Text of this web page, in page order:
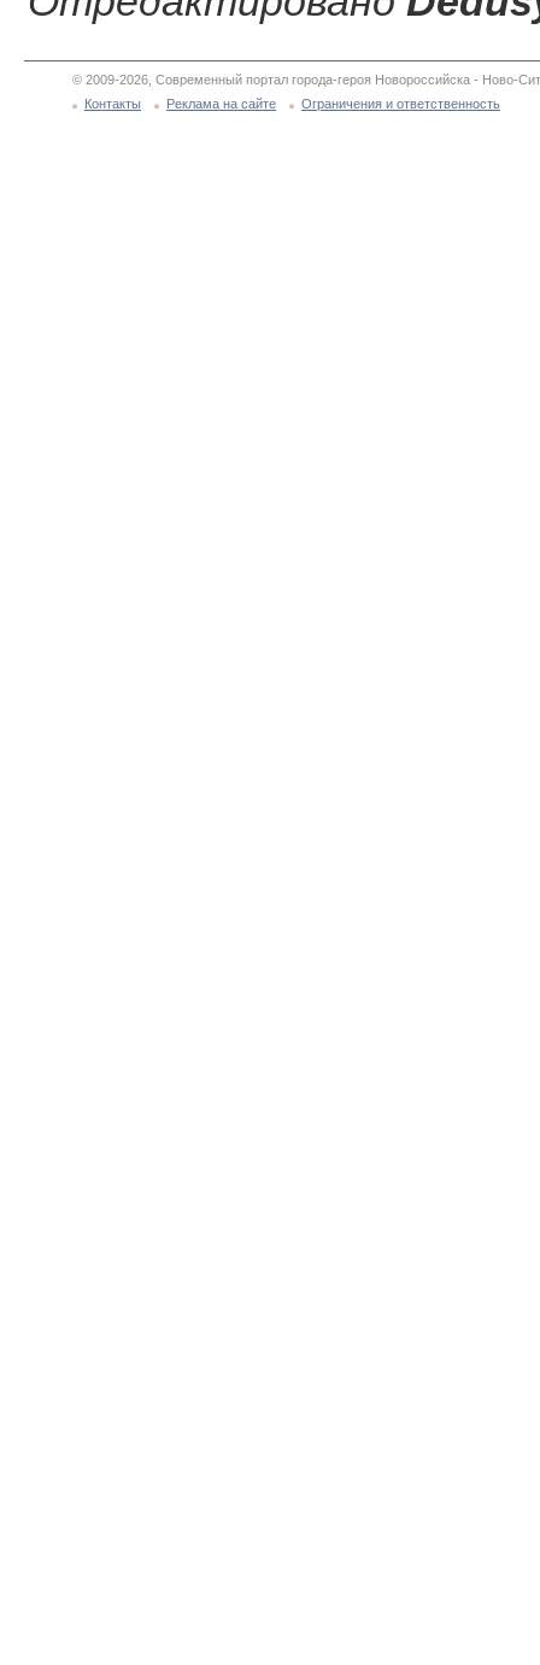
© 2009-2026, Современный портал города-героя Новороссийска - Ново-
Контакты
Реклама на сайте Ограничения и ответственность